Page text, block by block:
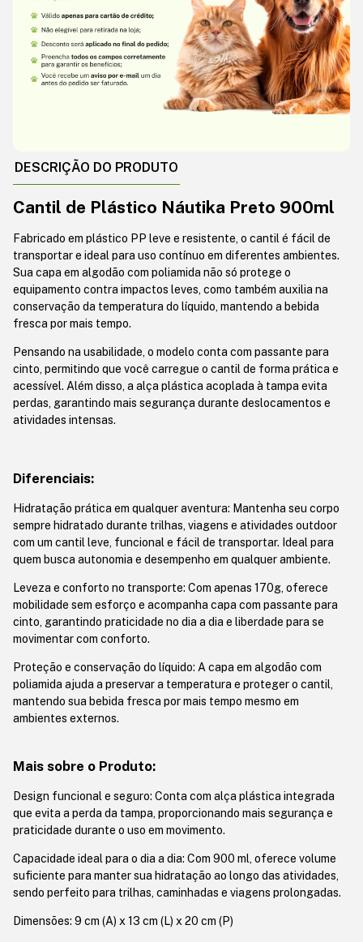
DESCRIÇÃO DO PRODUTO
Cantil de Plástico Náutika Preto 900ml
Fabricado em plástico PP leve e resistente, o cantil é fácil de
transportar e ideal para uso contínuo em diferentes ambientes.
Sua capa em algodão com poliamida não só protege o
equipamento contra impactos leves, como também auxilia na
conservação da temperatura do líquido, mantendo a bebida
fresca por mais tempo.
Pensando na usabilidade, o modelo conta com passante para
cinto, permitindo que você carregue o cantil de forma prática e
acessível. Além disso, a alça plástica acoplada à tampa evita
perdas, garantindo mais segurança durante deslocamentos e
atividades intensas.
Diferenciais:
Hidratação prática em qualquer aventura: Mantenha seu corpo
sempre hidratado durante trilhas, viagens e atividades outdoor
com um cantil leve, funcional e fácil de transportar. Ideal para
quem busca autonomia e desempenho em qualquer ambiente.
Leveza e conforto no transporte: Com apenas 170g, oferece
mobilidade sem esforço e acompanha capa com passante para
cinto, garantindo praticidade no dia a dia e liberdade para se
movimentar com conforto.
Proteção e conservação do líquido: A capa em algodão com
poliamida ajuda a preservar a temperatura e proteger o cantil,
mantendo sua bebida fresca por mais tempo mesmo em
ambientes externos.
Mais sobre o Produto:
Design funcional e seguro: Conta com alça plástica integrada
que evita a perda da tampa, proporcionando mais segurança e
praticidade durante o uso em movimento.
Capacidade ideal para o dia a dia: Com 900 ml, oferece volume
suficiente para manter sua hidratação ao longo das atividades,
sendo perfeito para trilhas, caminhadas e viagens prolongadas.
Dimensões: 9 cm (A) x 13 cm (L) x 20 cm (P)